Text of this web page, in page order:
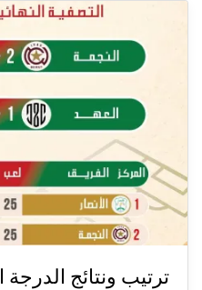
ترتيب ونتائج الدرجة